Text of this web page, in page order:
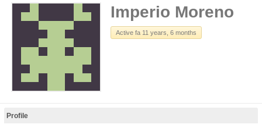
Imperio Moreno
Active fa 11 years, 6 months
Profile